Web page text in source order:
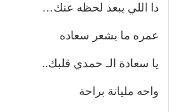
دا اللي يبعد لحظه عنك…
عمره ما يشعر سعاده
يا سعادة الـ حمدي قلبك..
واحه مليانة براحة